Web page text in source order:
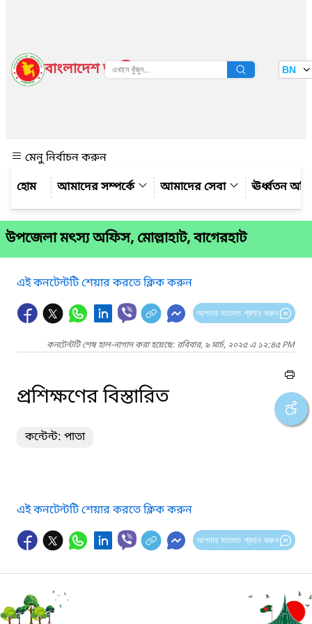
বাংলাদেশ জাতীয় তথ্য বাতায়ন BN
মেনু নির্বাচন করুন
আমাদের সম্পর্কে
আমাদের সেবা ঊর্ধ্বতন
উপজেলা মৎস্য অফিস, মোল্লাহাট, বাগেরহাট
এই কনটেন্টটি শেয়ার করতে ক্লিক করুন
আপনার মতামত প্রদান করুন
কনটেন্টটি শেষ হাল-নাগাদ করা হয়েছে: রবিবার, ৯ মার্চ, ২০২৫ এ ১২:৪৫ PM
প্রশিক্ষণের বিস্তারিত
কন্টেন্ট: পাতা
এই কনটেন্টটি শেয়ার করতে ক্লিক করুন
আপনার মতামত প্রদান করুন